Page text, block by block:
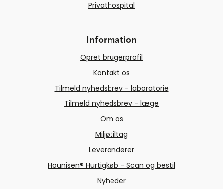
Privathospital
Information
Opret brugerprofil
Kontakt os
Tilmeld nyhedsbrev - laboratorie
Tilmeld nyhedsbrev - læge
Om os
Miljøtiltag
Leverandører
Hounisen® Hurtigkøb - Scan og bestil
Nyheder